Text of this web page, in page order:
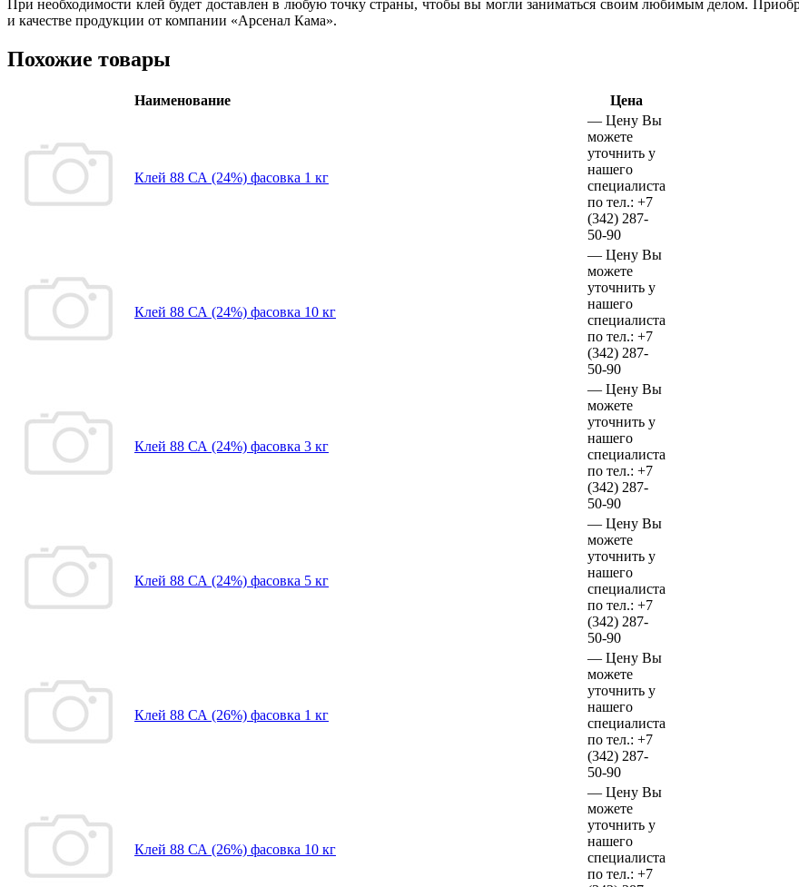
При необходимости клей будет доставлен в любую точку страны, чтобы вы могли заниматься своим любимым делом.
и качестве продукции от компании «Арсенал Кама».
Похожие товары
Наименование Цена
Клей 88 СА (24%) фасовка 1 кг
— Цену Вы
можете
уточнить у
нашего
специалиста
по тел.: +7
(342) 287-
50-90
Клей 88 СА (24%) фасовка 10 кг
— Цену Вы
можете
уточнить у
нашего
специалиста
по тел.: +7
(342) 287-
50-90
Клей 88 СА (24%) фасовка 3 кг
— Цену Вы
можете
уточнить у
нашего
специалиста
по тел.: +7
(342) 287-
50-90
Клей 88 СА (24%) фасовка 5 кг
— Цену Вы
можете
уточнить у
нашего
специалиста
по тел.: +7
(342) 287-
50-90
Клей 88 СА (26%) фасовка 1 кг
— Цену Вы
можете
уточнить у
нашего
специалиста
по тел.: +7
(342) 287-
50-90
Клей 88 СА (26%) фасовка 10 кг
— Цену Вы
можете
уточнить у
нашего
специалиста
по тел.: +7